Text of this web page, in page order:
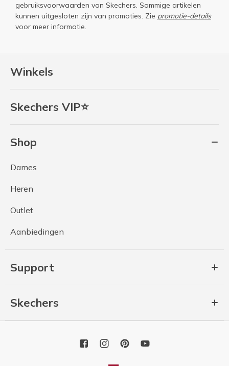
Winkels
Skechers VIP⭐
Shop
Dames
Heren
Outlet
Aanbiedingen
Support
Skechers
gebruiksvoorwaarden van Skechers. Sommige artikelen
kunnen uitgesloten zijn van promoties. Zie promotie-details
voor meer informatie.